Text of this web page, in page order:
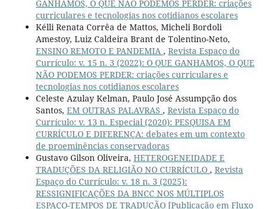
GANHAMOS, O QUE NÃO PODEMOS PERDER: criações
curriculares e tecnologias nos cotidianos escolares
Kélli Renata Corrêa de Mattos, Micheli Bordoli
Amestoy, Luiz Caldeira Brant de Tolentino-Neto,
ENSINO REMOTO E PANDEMIA , Revista Espaço do
Currículo: v. 15 n. 3 (2022): O QUE GANHAMOS, O QUE
NÃO PODEMOS PERDER: criações curriculares e
tecnologias nos cotidianos escolares
Celeste Azulay Kelman, Paulo José Assumpção dos
Santos, EM OUTRAS PALAVRAS , Revista Espaço do
Currículo: v. 13 n. Especial (2020): PESQUISA EM
CURRÍCULO E DIFERENÇA: debates em um contexto
de proeminências conservadoras
Gustavo Gilson Oliveira, HETEROGENEIDADE E
TRADUÇÕES DA RELIGIÃO NO CURRÍCULO , Revista
Espaço do Currículo: v. 18 n. 3 (2025):
RESSIGNIFICAÇÕES DA BNCC NOS MÚLTIPLOS
ESPAÇO-TEMPOS DE TRADUÇÃO [Publicação em Fluxo